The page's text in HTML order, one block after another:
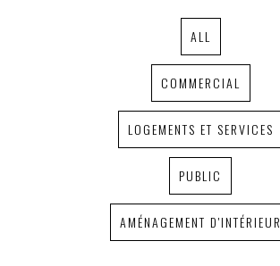
ALL
COMMERCIAL
LOGEMENTS ET SERVICES
PUBLIC
AMÉNAGEMENT D'INTÉRIEUR